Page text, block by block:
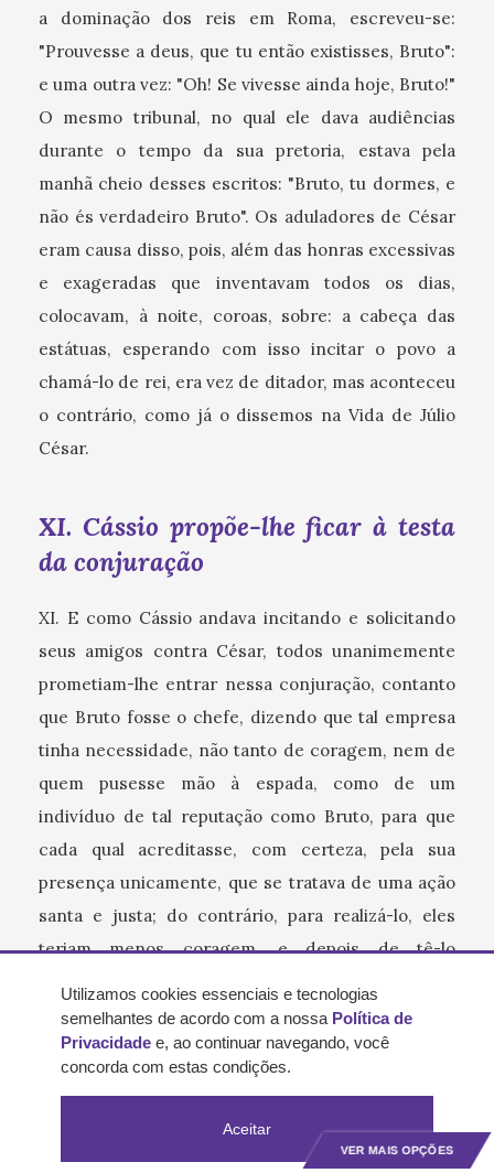
VER MAIS OPÇÕES
a dominação dos reis em Roma, escreveu-se:
"Prouvesse a deus, que tu então existisses, Bruto":
e uma outra vez: "Oh! Se vivesse ainda hoje, Bruto!"
O mesmo tribunal, no qual ele dava audiências
durante o tempo da sua pretoria, estava pela
manhã cheio desses escritos: "Bruto, tu dormes, e
não és verdadeiro Bruto". Os aduladores de César
eram causa disso, pois, além das honras excessivas
e exageradas que inventavam todos os dias,
colocavam, à noite, coroas, sobre: a cabeça das
estátuas, esperando com isso incitar o povo a
chamá-lo de rei, era vez de ditador, mas aconteceu
o contrário, como já o dissemos na Vida de Júlio
César.
XI. Cássio propõe-lhe ficar à testa
da conjuração
XI. E como Cássio andava incitando e solicitando
seus amigos contra César, todos unanimemente
prometiam-lhe entrar nessa conjuração, contanto
que Bruto fosse o chefe, dizendo que tal empresa
tinha necessidade, não tanto de coragem, nem de
quem pusesse mão à espada, como de um
indivíduo de tal reputação como Bruto, para que
cada qual acreditasse, com certeza, pela sua
presença unicamente, que se tratava de uma ação
santa e justa; do contrário, para realizá-lo, eles
teriam menos coragem, e depois de tê-lo
cada qual julgaria que tal indivíduo ter-se-ia
recusado a participar de tal execução, se a causa
não fosse boa. Pelo que Cássio, depois de ter
com Bruto, depois da divergência que haviam tido;
Utilizamos cookies essenciais e tecnologias
semelhantes de acordo com a nossa Política de
Privacidade e, ao continuar navegando, você
concorda com estas condições.
Aceitar